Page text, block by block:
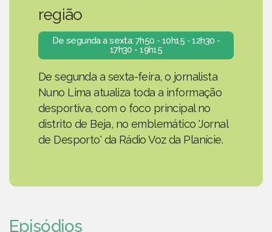
região
De segunda a sexta: 7h50 - 10h15 - 12h30 -
17h30 - 19h15
De segunda a sexta-feira, o jornalista
Nuno Lima atualiza toda a informação
desportiva, com o foco principal no
distrito de Beja, no emblemático 'Jornal
de Desporto' da Rádio Voz da Planície.
Episódios